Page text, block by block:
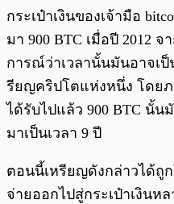
กระเป๋าเงินของเจ้ามือ
มา 900 BTC เมื่อปี 2012
การณ์ว่าเวลานั้นมันอาจเป็
รียญคริปโตแห่งหนึ่ง โดยภ
ได้รับไปแล้ว 900 BTC นั้
มาเป็นเวลา 9 ปี
ตอนนี้เหรียญดังกล่าวได้ถู
จ่ายออกไปสู่กระเป๋าเงินห